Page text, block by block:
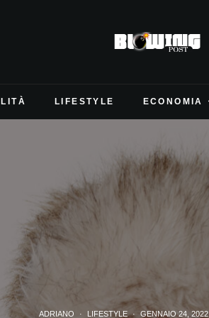
LIFESTYLE ECONOMIA
ADRIANO · LIFESTYLE · GENNAIO 24, 2022